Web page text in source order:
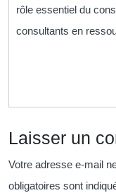
:
la
des
rôle essentiel du
consultants en
Laisser un
Votre adresse e-mail
obligatoires sont